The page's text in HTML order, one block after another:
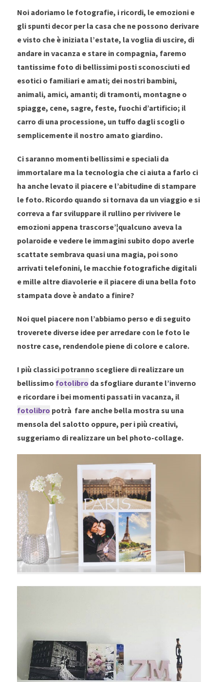
Noi adoriamo le fotografie, i ricordi, le emozioni e
gli spunti decor per la casa che ne possono derivare
e visto che è iniziata l’estate, la voglia di uscire, di
andare in vacanza e stare in compagnia, faremo
tantissime foto di bellissimi posti sconosciuti ed
esotici o familiari e amati; dei nostri bambini,
animali, amici, amanti; di tramonti, montagne o
spiagge, cene, sagre, feste, fuochi d’artificio; il
carro di una processione, un tuffo dagli scogli o
semplicemente il nostro amato giardino.
Ci saranno momenti bellissimi e speciali da
immortalare ma la tecnologia che ci aiuta a farlo ci
ha anche levato il piacere e l’abitudine di stampare
le foto. Ricordo quando si tornava da un viaggio e si
correva a far sviluppare il rullino per rivivere le
emozioni appena trascorse’¦qualcuno aveva la
polaroide e vedere le immagini subito dopo averle
scattate sembrava quasi una magia, poi sono
arrivati telefonini, le macchie fotografiche digitali
e mille altre diavolerie e il piacere di una bella foto
stampata dove è andato a finire?
Noi quel piacere non l’abbiamo perso e di seguito
troverete diverse idee per arredare con le foto le
nostre case, rendendole piene di colore e calore.
I più classici potranno scegliere di realizzare un
bellissimo fotolibro da sfogliare durante l’inverno
e ricordare i bei momenti passati in vacanza, il
fotolibro potrà fare anche bella mostra su una
mensola del salotto oppure, per i più creativi,
suggeriamo di realizzare un bel photo-collage.